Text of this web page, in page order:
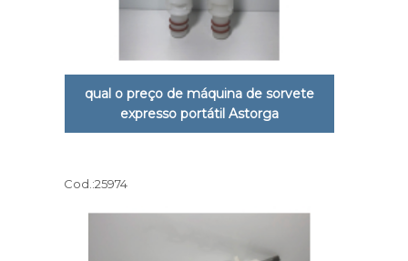
qual o preço de máquina de sorvete
expresso portátil Astorga
Cod.:25974